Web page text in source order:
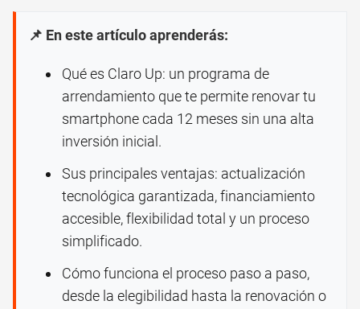
📌 En este artículo aprenderás:
Qué es Claro Up: un programa de
arrendamiento que te permite renovar tu
smartphone cada 12 meses sin una alta
inversión inicial.
Sus principales ventajas: actualización
tecnológica garantizada, financiamiento
accesible, flexibilidad total y un proceso
simplificado.
Cómo funciona el proceso paso a paso,
desde la elegibilidad hasta la renovación o